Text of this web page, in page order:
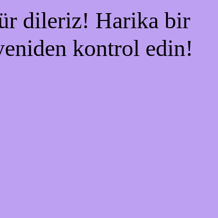
dileriz! Harika bir
kontrol edin!